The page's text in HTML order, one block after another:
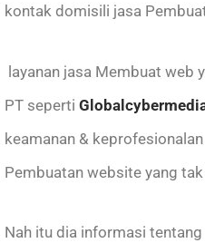
kontak domisili jasa
layanan jasa Membuat web
PT seperti
keamanan &
Pembuatan website yang
Nah itu dia informasi